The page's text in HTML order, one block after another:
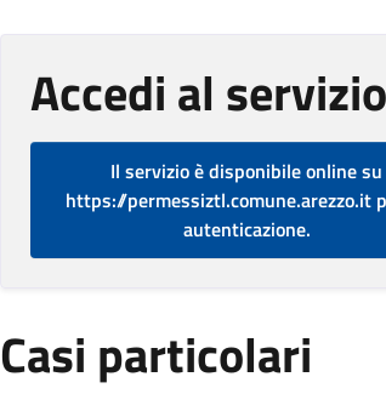
Accedi al servizio
Il servizio è disponibile online su
https://permessiztl.comune.arezzo.it
autenticazione.
Casi particolari